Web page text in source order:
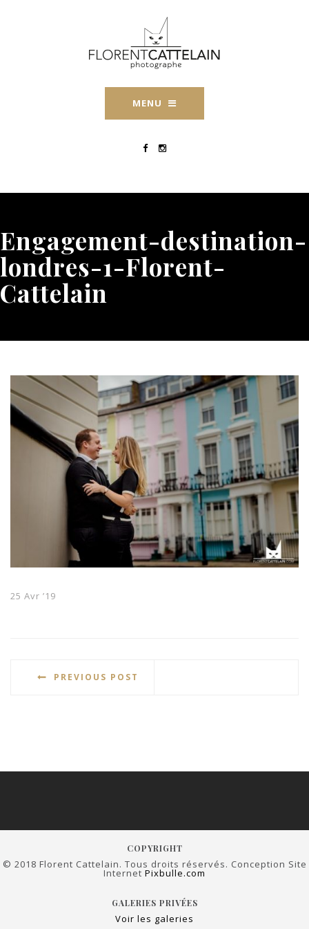
MENU
Engagement-destination-
londres-1-Florent-
Cattelain
25 Avr ’19
PREVIOUS POST
COPYRIGHT
© 2018 Florent Cattelain. Tous droits réservés. Conception Site
Internet Pixbulle.com
GALERIES PRIVÉES
Voir les galeries